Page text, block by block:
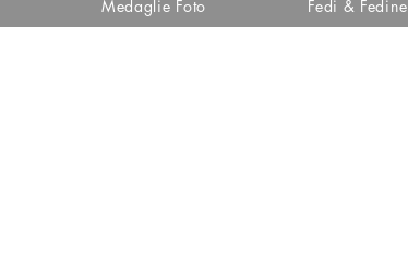
Medaglie Foto Fedi & Fedine